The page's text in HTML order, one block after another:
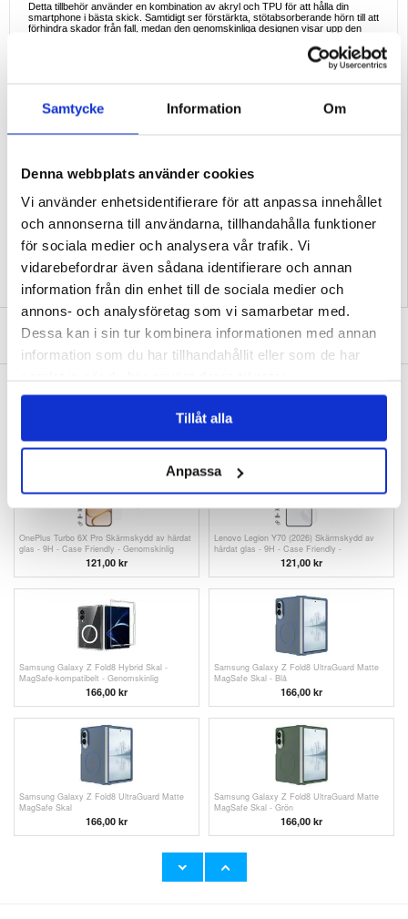
Samtycke Information Om
Denna webbplats använder cookies
Vi använder enhetsidentifierare för att anpassa innehållet
och annonserna till användarna, tillhandahålla funktioner
för sociala medier och analysera vår trafik. Vi
vidarebefordrar även sådana identifierare och annan
information från din enhet till de sociala medier och
annons- och analysföretag som vi samarbetar med.
Dessa kan i sin tur kombinera informationen med annan
information som du har tillhandahållit eller som de har
Tillåt alla
Anpassa
Detta tillbehör använder en kombination av akryl och TPU för att hålla din
smartphone i bästa skick. Samtidigt ser förstärkta, stötabsorberande hörn till att
förhindra skador från fall, medan den genomskinliga designen visar upp den
- Perfekt justerade utskärningar ger enkel tillgång till portar
- Taktila skydd håller knapparna skyddade mot smuts
Förpackning:Bulk
Galaxy Z Fold8 Skal & Tillbehör
- 9H - Case Friendly - Genomskinlig
OnePlus Turbo 6X Pro Skärmskydd av härdat
glas - 9H - Case Friendly - Genomskinlig
121,00 kr
Lenovo Legion Y70 (2026) Skärmskydd av
härdat glas - 9H - Case Friendly -
121,00 kr
Samsung Galaxy Z Fold8 Hybrid Skal -
MagSafe-kompatibelt - Genomskinlig
166,00 kr
Samsung Galaxy Z Fold8 UltraGuard Matte
MagSafe Skal - Blå
166,00 kr
Samsung Galaxy Z Fold8 UltraGuard Matte
MagSafe Skal
166,00 kr
Samsung Galaxy Z Fold8 UltraGuard Matte
MagSafe Skal - Grön
166,00 kr